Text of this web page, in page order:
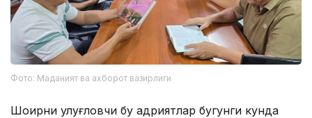
Фото: Маданият ва ахборот вазирлиги
Шоирни улуғловчи бу қадриятлар бугунги кунда